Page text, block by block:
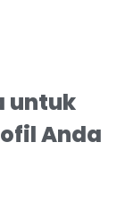
untuk
Anda